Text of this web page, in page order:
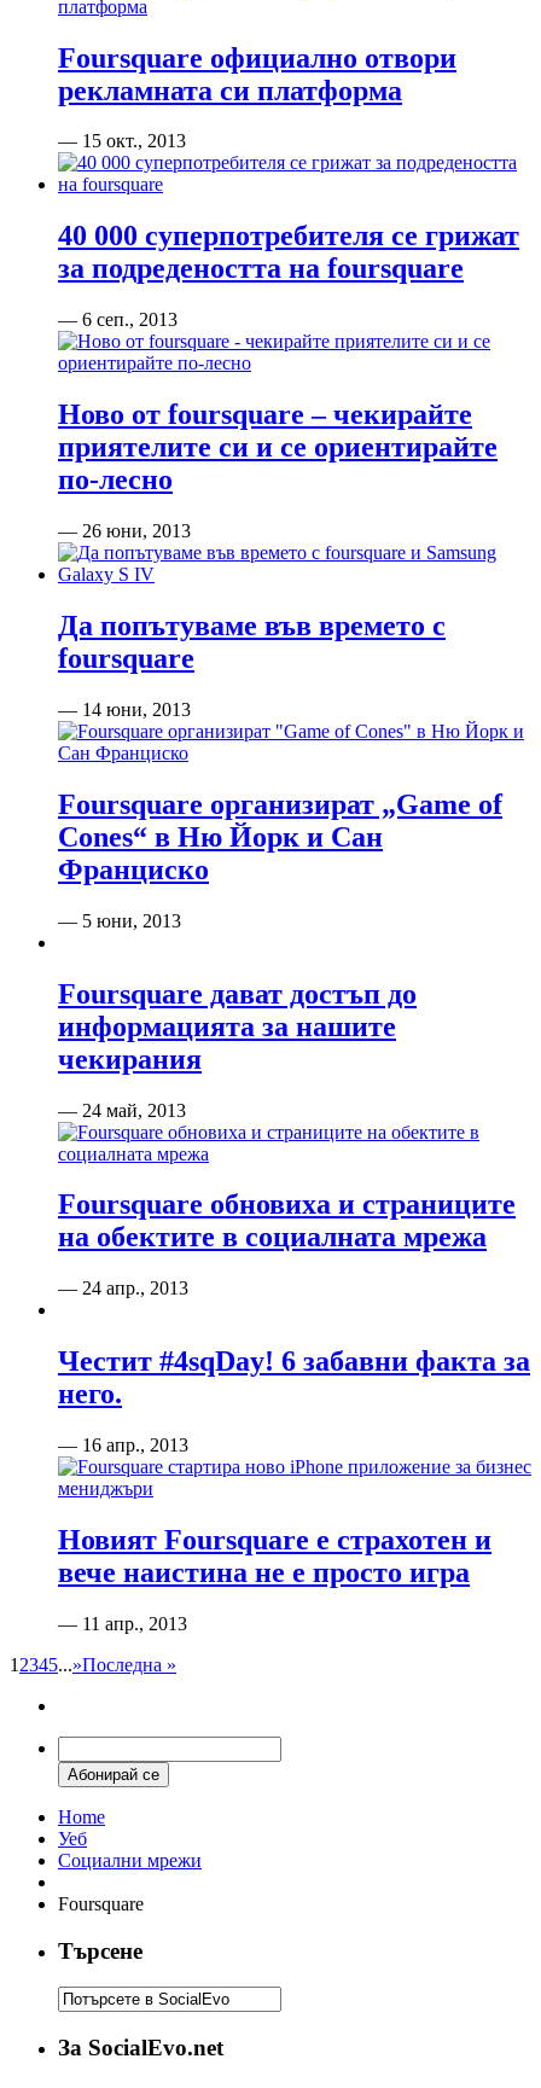
Foursquare официално отвори
рекламната си платформа
— 15 окт., 2013
40 000 суперпотребителя се грижат
за подредеността на foursquare
— 6 сеп., 2013
Ново от foursquare – чекирайте
приятелите си и се ориентирайте
по-лесно
— 26 юни, 2013
Да попътуваме във времето с
foursquare
— 14 юни, 2013
Foursquare организират „Game of
Cones“ в Ню Йорк и Сан
Франциско
— 5 юни, 2013
Foursquare дават достъп до
информацията за нашите
чекирания
— 24 май, 2013
Foursquare обновиха и страниците
на обектите в социалната мрежа
— 24 апр., 2013
Честит #4sqDay! 6 забавни факта за
него.
— 16 апр., 2013
Новият Foursquare е страхотен и
вече наистина не е просто игра
— 11 апр., 2013
1 2345...»Последна »
Home
Уеб
Социални мрежи
Foursquare
Търсене
За SocialEvo.net